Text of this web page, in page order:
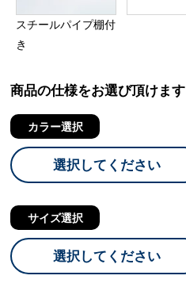
スチールパイプ棚付
き
商品の仕様をお選び頂けます
カラー選択
選択してください
サイズ選択
選択してください